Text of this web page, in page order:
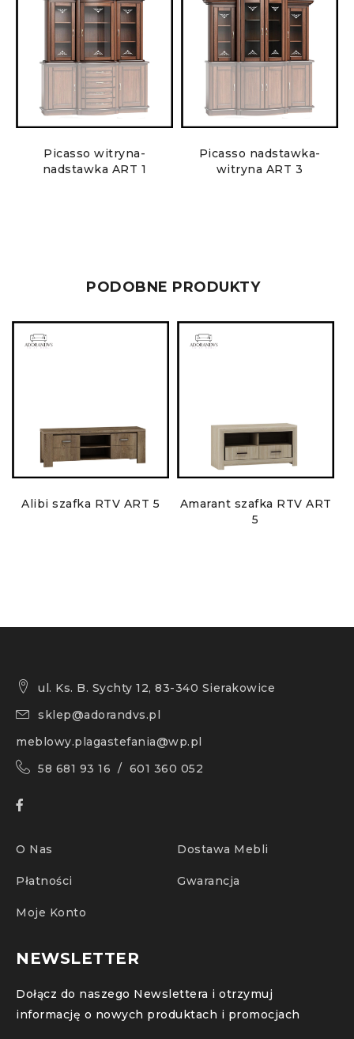
Picasso witryna-
nadstawka ART 1
Picasso nadstawka-
witryna ART 3
PODOBNE PRODUKTY
Alibi szafka RTV ART 5
Amarant szafka RTV ART
5
ul. Ks. B. Sychty 12, 83-340 Sierakowice
sklep@adorandvs.pl
meblowy.plagastefania@wp.pl
58 681 93 16 / 601 360 052
O Nas Dostawa Mebli
Płatności Gwarancja
Moje Konto
NEWSLETTER
Dołącz do naszego Newslettera i otrzymuj
informację o nowych produktach i promocjach